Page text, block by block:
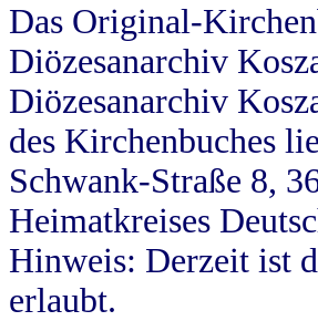
Das Original-
Diözesanarchiv
Diözesanarchiv
des Kirchenbuches
Schwank-Straße 8,
Heimatkreises
Hinweis: Derzeit ist
erlaubt.